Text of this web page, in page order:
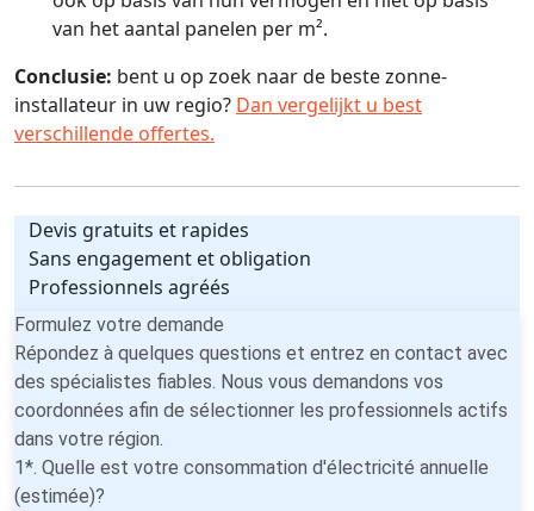
van het aantal panelen per m².
Conclusie: bent u op zoek naar de beste zonne-
installateur in uw regio? Dan vergelijkt u best
verschillende offertes.
Devis gratuits et rapides
Sans engagement et obligation
Professionnels agréés
Formulez votre demande
Répondez à quelques questions et entrez en contact avec
des spécialistes fiables. Nous vous demandons vos
coordonnées afin de sélectionner les professionnels actifs
dans votre région.
1*. Quelle est votre consommation d'électricité annuelle
(estimée)?